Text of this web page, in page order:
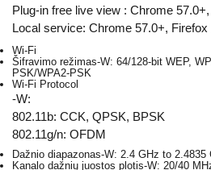
Plug-in free live view : Chrome
Local service: Chrome 57.0+, Firefox
Wi-Fi
Šifravimo režimas-W: 64/128-bit WEP,
PSK/WPA2-PSK
Wi-Fi Protocol
-W:
802.11b: CCK, QPSK, BPSK
802.11g/n: OFDM
Dažnio diapazonas-W: 2.4 GHz to 2.4835
Kanalo dažnių juostos plotis-W: 20/40